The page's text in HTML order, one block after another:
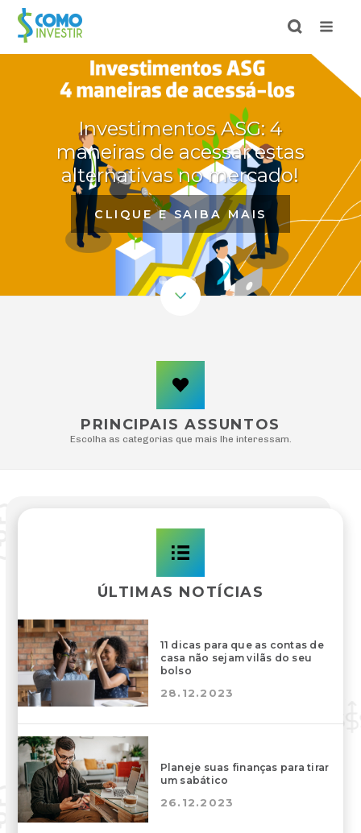
Investimentos ASG: 4
maneiras de acessar estas
alternativas no mercado!
CLIQUE E SAIBA MAIS
PRINCIPAIS ASSUNTOS
Escolha as categorias que mais lhe interessam.
ÚLTIMAS NOTÍCIAS
11 dicas para que as contas de
casa não sejam vilãs do seu
bolso
28.12.2023
Planeje suas finanças para tirar
um sabático
26.12.2023